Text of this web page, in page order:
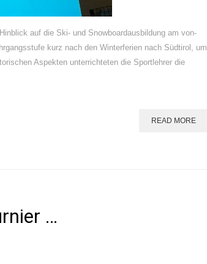
auf die Ski- und Snowboardausbildung am von-
kurz nach den Winterferien nach Südtirol, um
Aspekten unterrichteten die Sportlehrer die
READ MORE
…